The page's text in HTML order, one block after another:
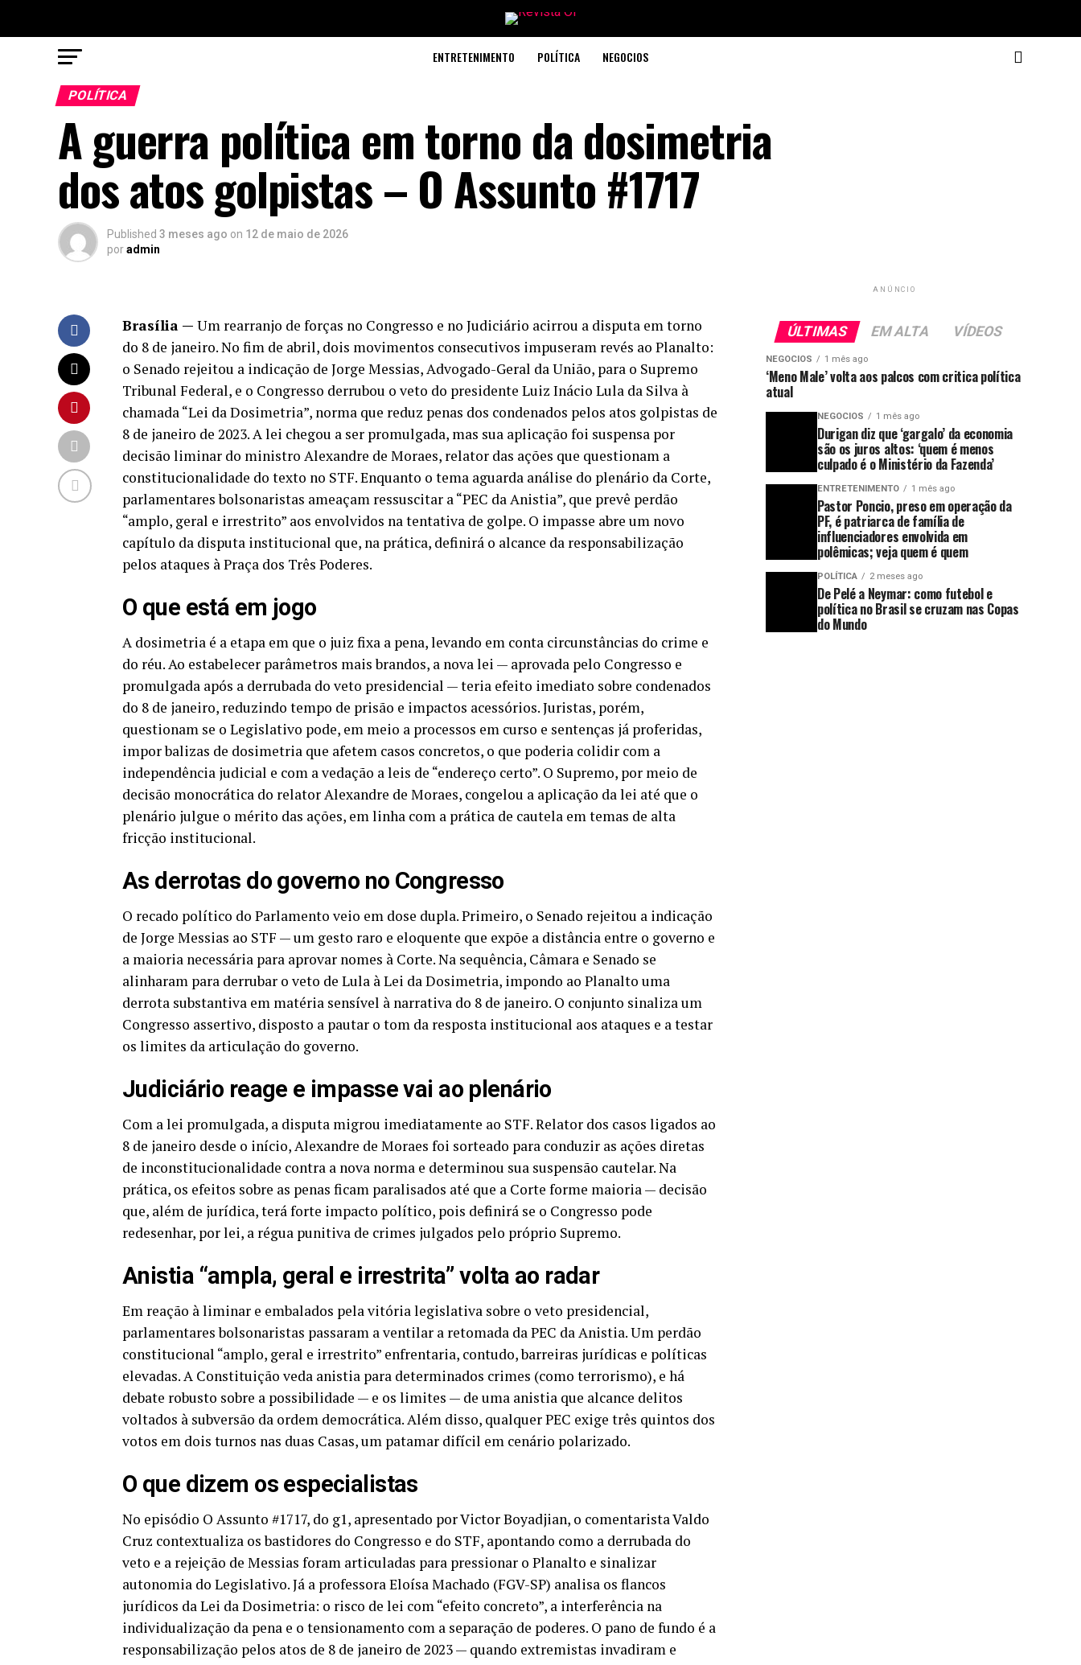
ENTRETENIMENTO POLÍTICA NEGOCIOS
POLÍTICA
A guerra política em torno da dosimetria
dos atos golpistas – O Assunto #1717
Published 3 meses ago on 12 de maio de 2026
poradmin
Brasília — Um rearranjo de forças no Congresso e no Judiciário acirrou a disputa em torno
do 8 de janeiro. No fim de abril, dois movimentos consecutivos impuseram revés ao Planalto:
o Senado rejeitou a indicação de Jorge Messias, Advogado-Geral da União, para o Supremo
Tribunal Federal, e o Congresso derrubou o veto do presidente Luiz Inácio Lula da Silva à
chamada “Lei da Dosimetria”, norma que reduz penas dos condenados pelos atos golpistas de
8 de janeiro de 2023. A lei chegou a ser promulgada, mas sua aplicação foi suspensa por
decisão liminar do ministro Alexandre de Moraes, relator das ações que questionam a
constitucionalidade do texto no STF. Enquanto o tema aguarda análise do plenário da Corte,
parlamentares bolsonaristas ameaçam ressuscitar a “PEC da Anistia”, que prevê perdão
“amplo, geral e irrestrito” aos envolvidos na tentativa de golpe. O impasse abre um novo
capítulo da disputa institucional que, na prática, definirá o alcance da responsabilização
pelos ataques à Praça dos Três Poderes.
O que está em jogo
A dosimetria é a etapa em que o juiz fixa a pena, levando em conta circunstâncias do crime e
do réu. Ao estabelecer parâmetros mais brandos, a nova lei — aprovada pelo Congresso e
promulgada após a derrubada do veto presidencial — teria efeito imediato sobre condenados
do 8 de janeiro, reduzindo tempo de prisão e impactos acessórios. Juristas, porém,
questionam se o Legislativo pode, em meio a processos em curso e sentenças já proferidas,
impor balizas de dosimetria que afetem casos concretos, o que poderia colidir com a
independência judicial e com a vedação a leis de “endereço certo”. O Supremo, por meio de
decisão monocrática do relator Alexandre de Moraes, congelou a aplicação da lei até que o
plenário julgue o mérito das ações, em linha com a prática de cautela em temas de alta
fricção institucional.
As derrotas do governo no Congresso
O recado político do Parlamento veio em dose dupla. Primeiro, o Senado rejeitou a indicação
de Jorge Messias ao STF — um gesto raro e eloquente que expõe a distância entre o governo e
a maioria necessária para aprovar nomes à Corte. Na sequência, Câmara e Senado se
alinharam para derrubar o veto de Lula à Lei da Dosimetria, impondo ao Planalto uma
derrota substantiva em matéria sensível à narrativa do 8 de janeiro. O conjunto sinaliza um
Congresso assertivo, disposto a pautar o tom da resposta institucional aos ataques e a testar
os limites da articulação do governo.
Judiciário reage e impasse vai ao plenário
Com a lei promulgada, a disputa migrou imediatamente ao STF. Relator dos casos ligados ao
8 de janeiro desde o início, Alexandre de Moraes foi sorteado para conduzir as ações diretas
de inconstitucionalidade contra a nova norma e determinou sua suspensão cautelar. Na
prática, os efeitos sobre as penas ficam paralisados até que a Corte forme maioria — decisão
que, além de jurídica, terá forte impacto político, pois definirá se o Congresso pode
redesenhar, por lei, a régua punitiva de crimes julgados pelo próprio Supremo.
Anistia “ampla, geral e irrestrita” volta ao radar
Em reação à liminar e embalados pela vitória legislativa sobre o veto presidencial,
parlamentares bolsonaristas passaram a ventilar a retomada da PEC da Anistia. Um perdão
constitucional “amplo, geral e irrestrito” enfrentaria, contudo, barreiras jurídicas e políticas
elevadas. A Constituição veda anistia para determinados crimes (como terrorismo), e há
debate robusto sobre a possibilidade — e os limites — de uma anistia que alcance delitos
voltados à subversão da ordem democrática. Além disso, qualquer PEC exige três quintos dos
votos em dois turnos nas duas Casas, um patamar difícil em cenário polarizado.
O que dizem os especialistas
No episódio O Assunto #1717, do g1, apresentado por Victor Boyadjian, o comentarista Valdo
Cruz contextualiza os bastidores do Congresso e do STF, apontando como a derrubada do
veto e a rejeição de Messias foram articuladas para pressionar o Planalto e sinalizar
autonomia do Legislativo. Já a professora Eloísa Machado (FGV-SP) analisa os flancos
jurídicos da Lei da Dosimetria: o risco de lei com “efeito concreto”, a interferência na
individualização da pena e o tensionamento com a separação de poderes. O pano de fundo é a
responsabilização pelos atos de 8 de janeiro de 2023 — quando extremistas invadiram e
ANÚNCIO
ÚLTIMAS EM ALTA VÍDEOS
NEGOCIOS 1 mês ago
‘Meno Male’ volta aos palcos com critica política
atual
NEGOCIOS 1 mês ago
Durigan diz que ‘gargalo’ da economia
são os juros altos: ‘quem é menos
culpado é o Ministério da Fazenda’
ENTRETENIMENTO 1 mês ago
Pastor Poncio, preso em operação da
PF, é patriarca de família de
influenciadores envolvida em
polêmicas; veja quem é quem
POLÍTICA 2 meses ago
De Pelé a Neymar: como futebol e
política no Brasil se cruzam nas Copas
do Mundo